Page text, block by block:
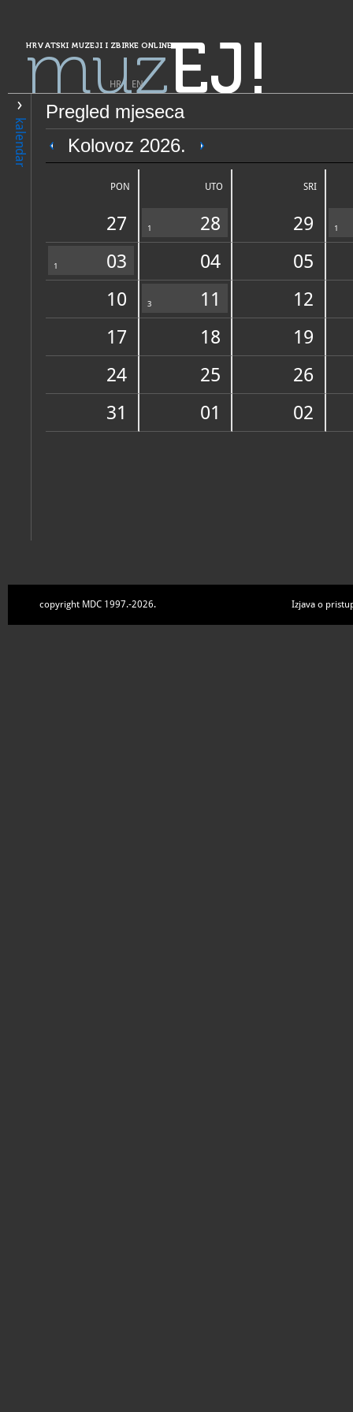
HRVATSKI MUZEJI I ZBIRKE ONLINE
muzEJ!
HR| EN
kalendar
Pregled mjeseca
Kolovoz 2026.
PON UTO SRI
27 1 28 29 1
1 03 04
05
10
3 11
12
17
18
19
24
25
26
31
01 02
PRETRAŽIVANJE
Grad Zagreb
Arheološki muzej u
Arheološki muzej u Zagrebu jedan je od izravnih sljednika nekadašnjeg
ustanove u hrvatskom glavnom gradu
OPĆI PODACI
Zbirke
copyright MDC 1997.-2026. Izjava o